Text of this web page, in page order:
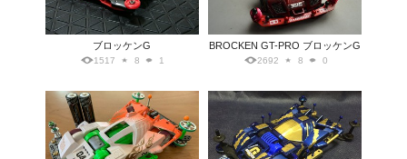
ブロッケンG
1517 8 1
BROCKEN GT-PRO ブロッケンG
2692 8 0